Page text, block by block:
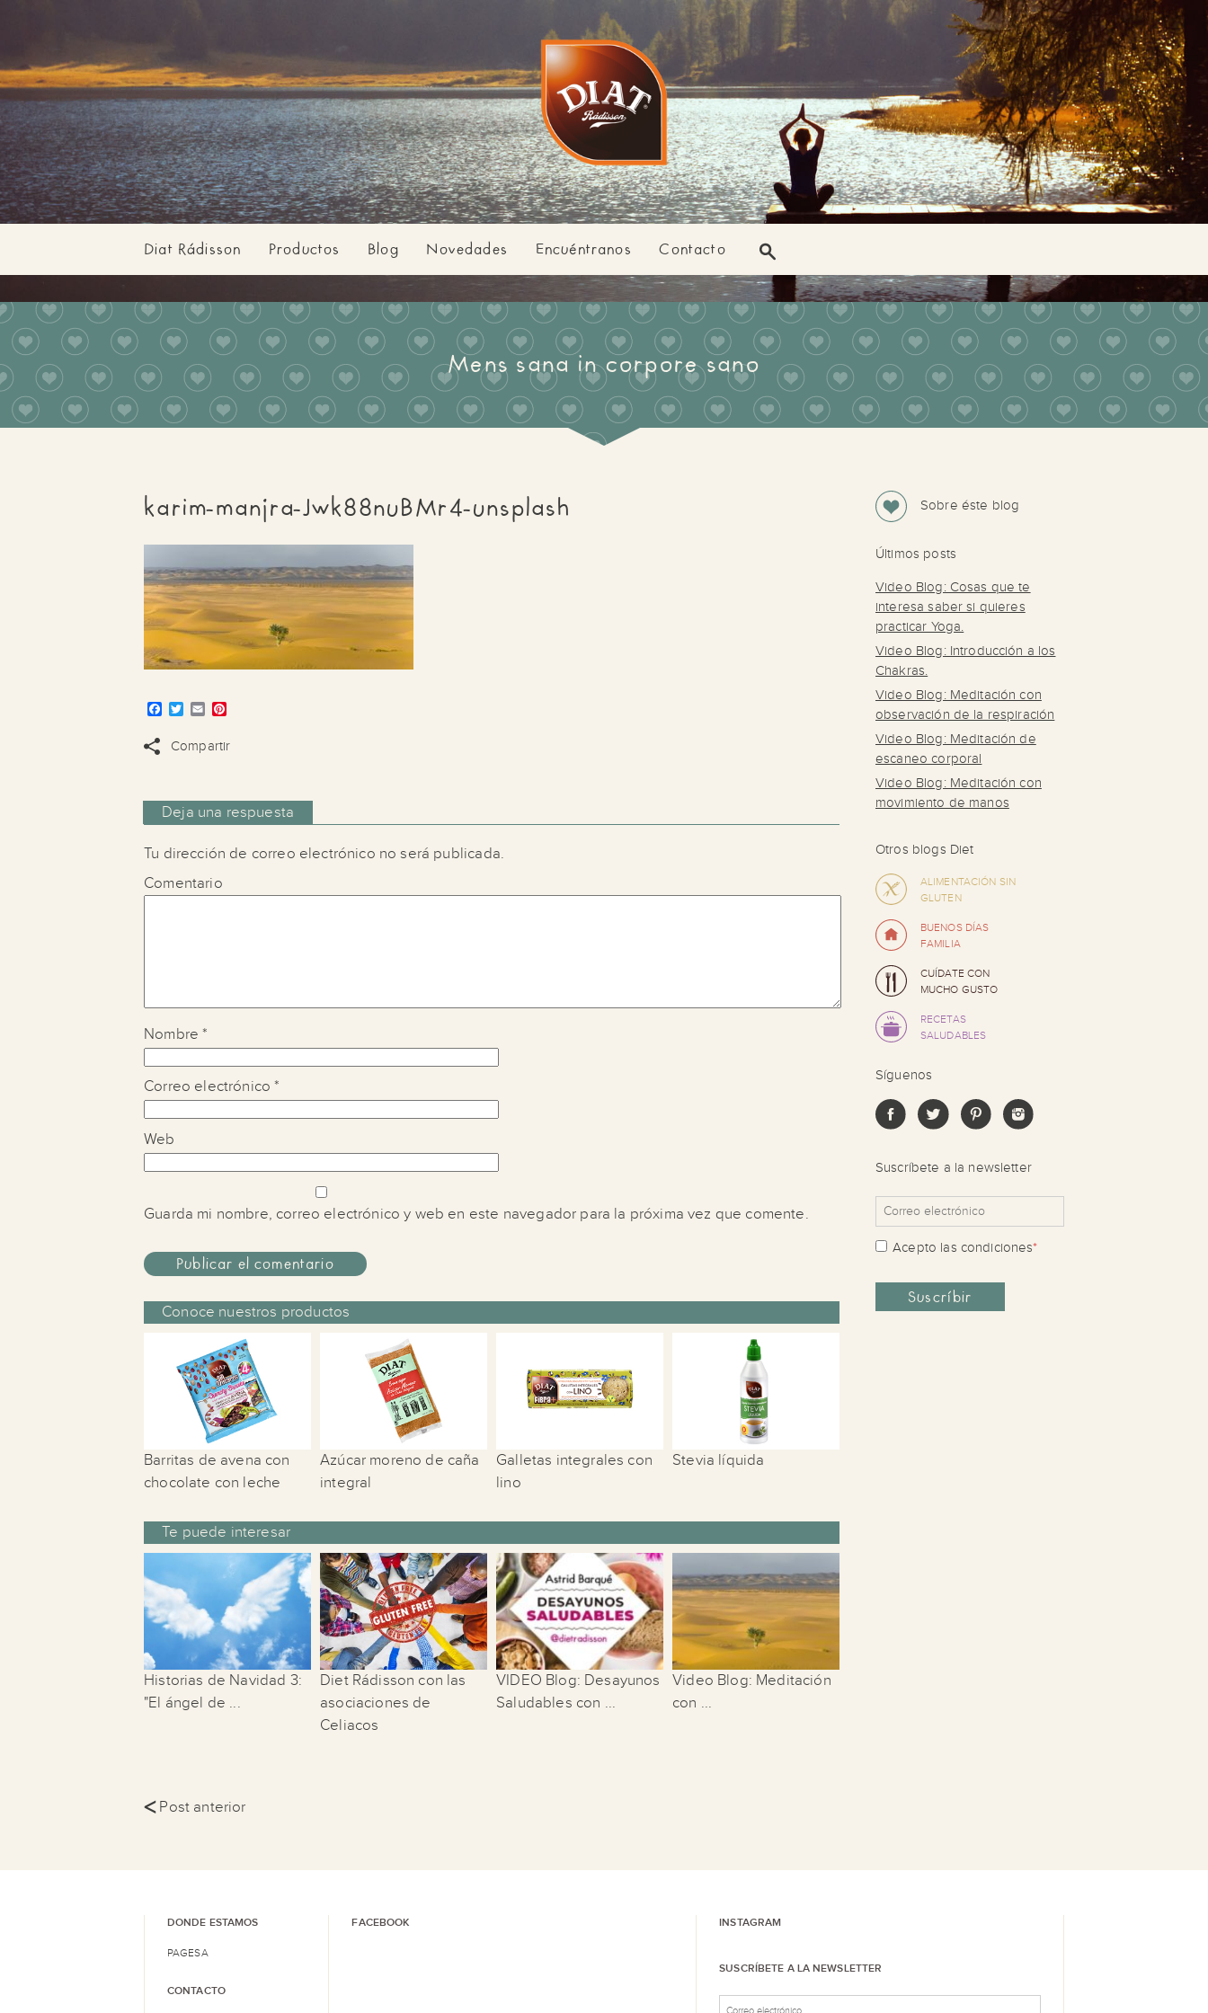
Diat Rádisson Productos Blog Novedades Encuéntranos Contacto
Mens sana in corpore sano
karim-manjra-Jwk88nuBMr4-unsplash
Facebook
Twitter
Email
Compartir
Deja una respuesta
Tu dirección de correo electrónico no será publicada.
Comentario
Nombre*
Correo electrónico*
Web
Guarda mi nombre, correo electrónico y web en este navegador para la próxima vez que comente.
Conoce nuestros productos
Barritas de avena con
chocolate con leche
Azúcar moreno de caña
integral
Galletas integrales con
lino
Stevia líquida
Te puede interesar
Historias de Navidad 3:
"El ángel de ...
Diet Rádisson con las
asociaciones de
Celiacos
VIDEO Blog: Desayunos
Saludables con ...
Video Blog: Meditación
con ...
<Post anterior
Sobre éste blog
Últimos posts
Video Blog: Cosas que te
interesa saber si quieres
practicar Yoga.
Video Blog: Introducción a los
Chakras.
Video Blog: Meditación con
observación de la respiración
Video Blog: Meditación de
escaneo corporal
Video Blog: Meditación con
movimiento de manos
Otros blogs Diet
ALIMENTACIÓN SIN
GLUTEN
BUENOS DÍAS
FAMILIA
CUÍDATE CON
MUCHO GUSTO
RECETAS
SALUDABLES
Síguenos
Suscríbete a la newsletter
Acepto las condiciones*
DONDE ESTAMOS
PAGESA
CONTACTO
FACEBOOK INSTAGRAM
SUSCRÍBETE A LA NEWSLETTER